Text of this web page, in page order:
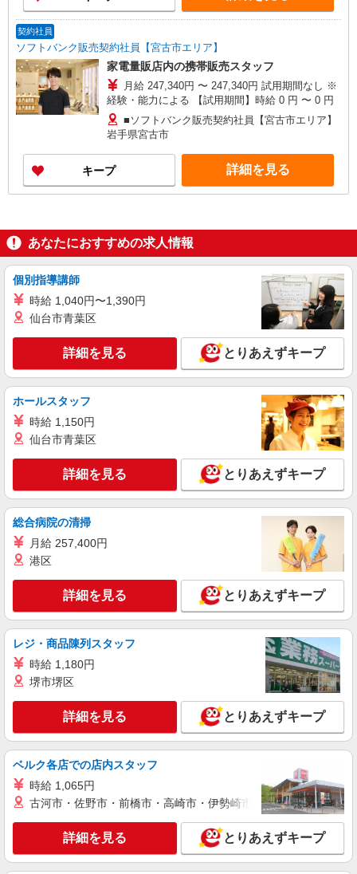
契約社員
ソフトバンク販売契約社員【宮古市エリア】
家電量販店内の携帯販売スタッフ
月給 247,340円 〜 247,340円 試用期間なし ※
経験・能力による 【試用期間】時給 0 円 〜 0 円
■ソフトバンク販売契約社員【宮古市エリア】
岩手県宮古市
キープ 詳細を見る
あなたにおすすめの求人情報
個別指導講師
時給 1,040円〜1,390円
仙台市青葉区
詳細を見る とりあえずキープ
ホールスタッフ
時給 1,150円
仙台市青葉区
詳細を見る とりあえずキープ
総合病院の清掃
月給 257,400円
港区
詳細を見る とりあえずキープ
レジ・商品陳列スタッフ
時給 1,180円
堺市堺区
詳細を見る とりあえずキープ
ベルク各店での店内スタッフ
時給 1,065円
古河市・佐野市・前橋市・高崎市・伊勢崎市・太田市・館林市
詳細を見る とりあえずキープ